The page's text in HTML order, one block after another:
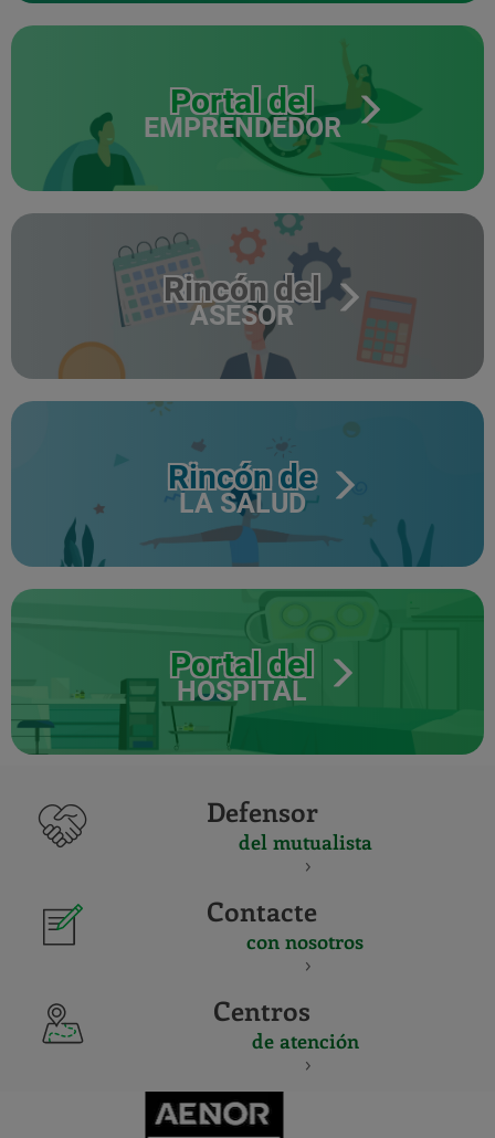
Portal del
EMPRENDEDOR
Rincón del
ASESOR
Rincón de
LA SALUD
Portal del
HOSPITAL
Defensor
del mutualista
Contacte
con nosotros
Centros
de atención